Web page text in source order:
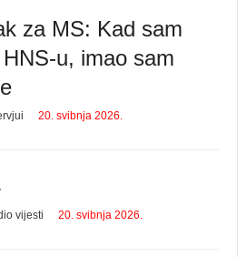
za MS: Kad sam
u, imao sam
20. svibnja 2026.
vijesti 20. svibnja 2026.